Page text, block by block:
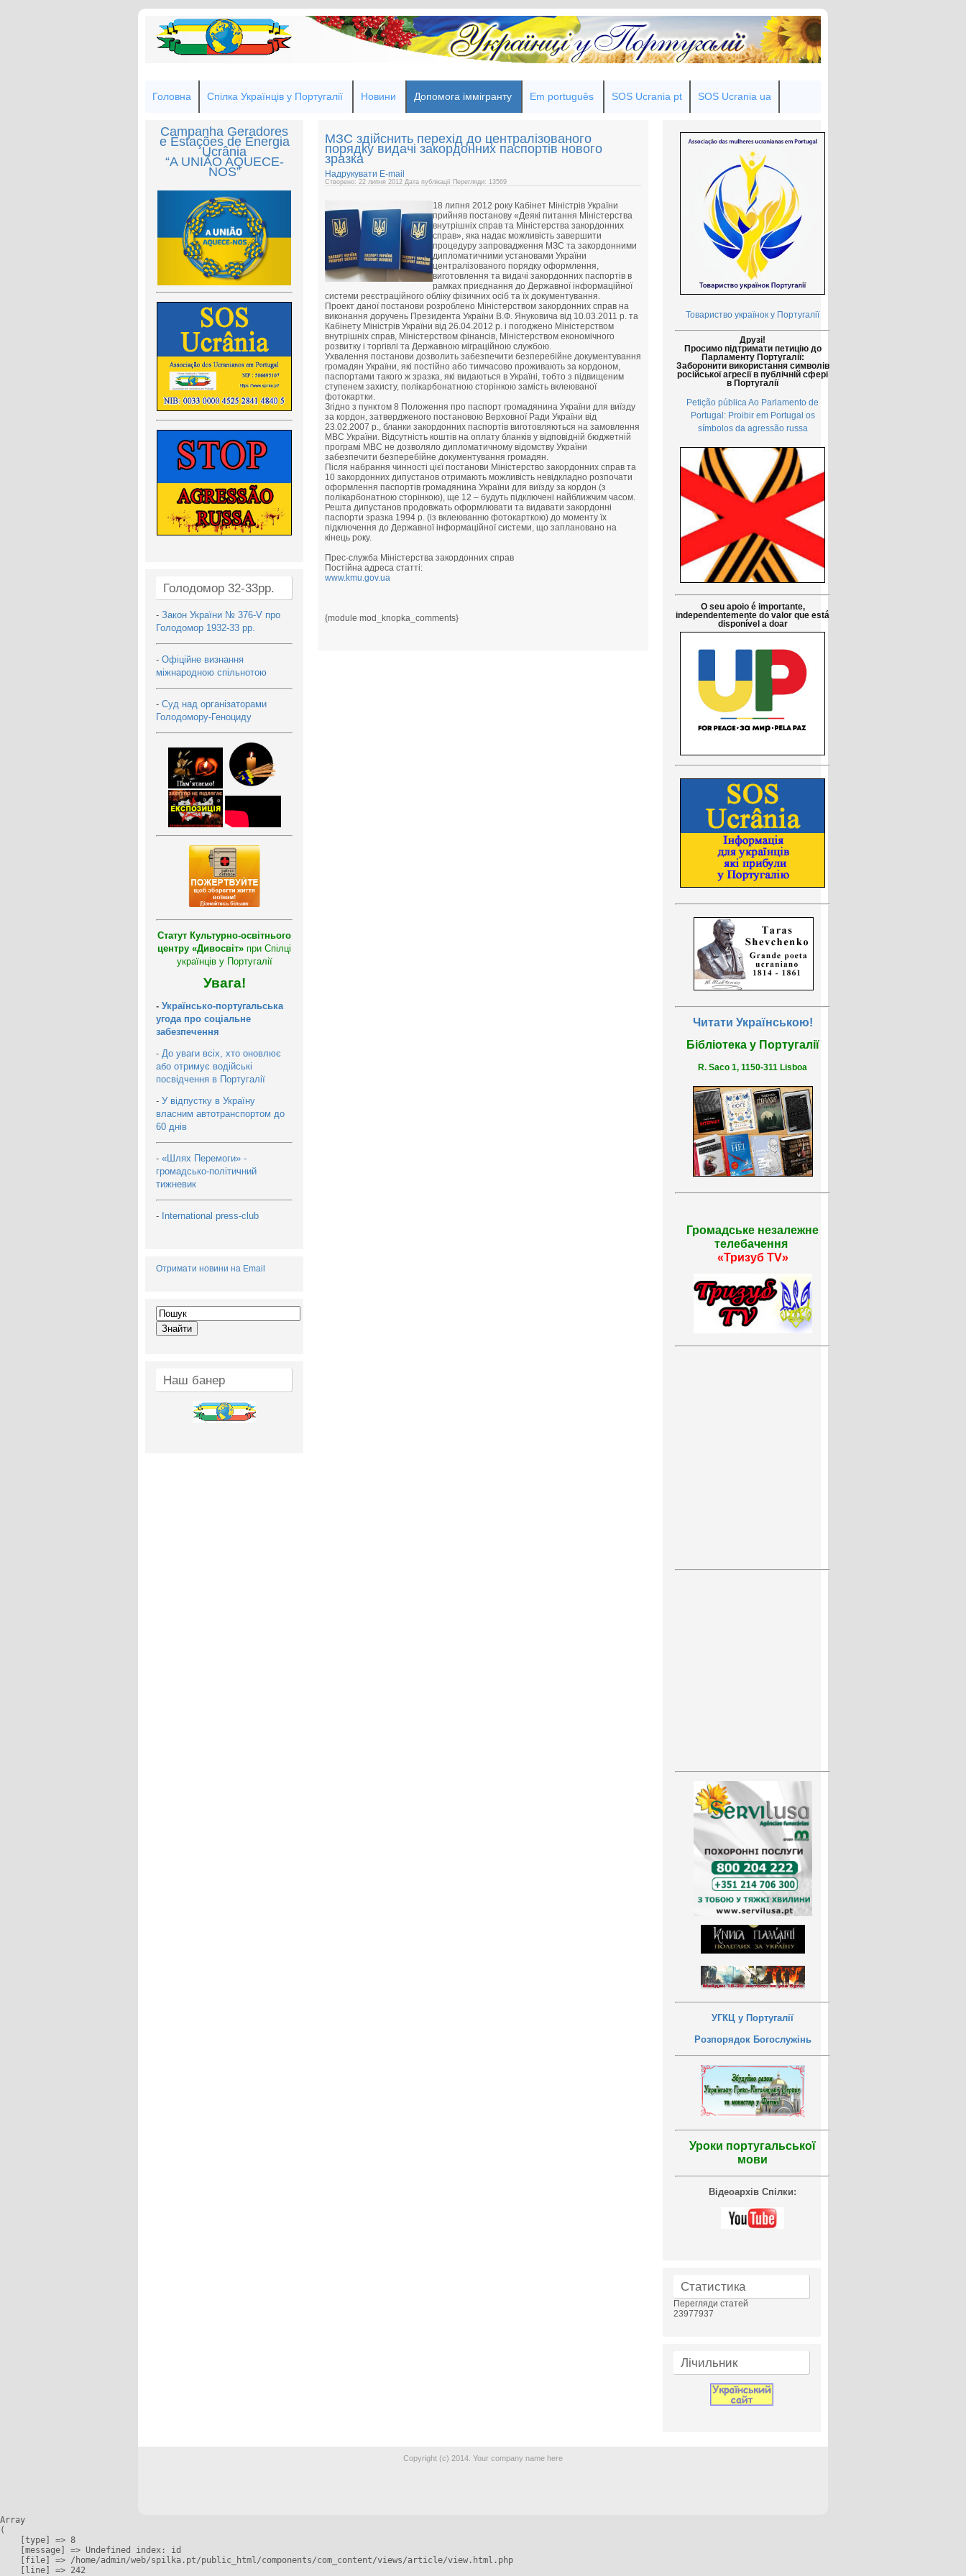
Головна Спілка Українців у Португалії Новини Допомога іммігранту Em português SOS Ucrania pt SOS Ucrania ua
Campanha Geradores
e Estações de Energia
Ucrânia
“A UNIÃO AQUECE-
NOS”
Голодомор 32-33рр.
- Закон України № 376-V про
Голодомор 1932-33 рр.
- Офіційне визнання
міжнародною спільнотою
- Суд над організаторами
Голодомору-Геноциду
Статут Культурно-освітнього
центру «Дивосвіт» при Спілці
українців у Португалії
Увага!
- Українсько-португальська
угода про соціальне
забезпечення
- До уваги всіх, хто оновлює
або отримує водійські
посвідчення в Португалії
- У відпустку в Україну
власним автотранспортом до
60 днів
- «Шлях Перемоги» -
громадсько-політичний
тижневик
- International press-club
Отримати новини на Email
Наш банер
МЗС здійснить перехід до централізованого
порядку видачі закордонних паспортів нового
зразка
Надрукувати E-mail
Створено: 22 липня 2012 Дата публікації Перегляди: 13569
18 липня 2012 року Кабінет Міністрів України
прийняв постанову «Деякі питання Міністерства
внутрішніх справ та Міністерства закордонних
справ», яка надає можливість завершити
процедуру запровадження МЗС та закордонними
дипломатичними установами України
централізованого порядку оформлення,
виготовлення та видачі закордонних паспортів в
рамках приєднання до Державної інформаційної
системи реєстраційного обліку фізичних осіб та їх документування.
Проект даної постанови розроблено Міністерством закордонних справ на
виконання доручень Президента України В.Ф. Януковича від 10.03.2011 р. та
Кабінету Міністрів України від 26.04.2012 р. і погоджено Міністерством
внутрішніх справ, Міністерством фінансів, Міністерством економічного
розвитку і торгівлі та Державною міграційною службою.
Ухвалення постанови дозволить забезпечити безперебійне документування
громадян України, які постійно або тимчасово проживають за кордоном,
паспортами такого ж зразка, які видаються в Україні, тобто з підвищеним
ступенем захисту, полікарбонатною сторінкою замість вклеюваної
фотокартки.
Згідно з пунктом 8 Положення про паспорт громадянина України для виїзду
за кордон, затвердженого постановою Верховної Ради України від
23.02.2007 р., бланки закордонних паспортів виготовляються на замовлення
МВС України. Відсутність коштів на оплату бланків у відповідній бюджетній
програмі МВС не дозволяло дипломатичному відомству України
забезпечити безперебійне документування громадян.
Після набрання чинності цієї постанови Міністерство закордонних справ та
10 закордонних дипустанов отримають можливість невідкладно розпочати
оформлення паспортів громадянина України для виїзду за кордон (з
полікарбонатною сторінкою), ще 12 – будуть підключені найближчим часом.
Решта дипустанов продовжать оформлювати та видавати закордонні
паспорти зразка 1994 р. (із вклеюванню фотокарткою) до моменту їх
підключення до Державної інформаційної системи, що заплановано на
кінець року.
Прес-служба Міністерства закордонних справ
Постійна адреса статті:
www.kmu.gov.ua
{module mod_knopka_comments}
Товариство українок у Португалії
Друзі!
Просимо підтримати петицію до
Парламенту Португалії:
Заборонити використання символів
російської агресії в публічній сфері
в Португалії
Petição pública Ao Parlamento de
Portugal: Proibir em Portugal os
símbolos da agressão russa
O seu apoio é importante,
independentemente do valor que está
disponível a doar
Читати Українською!
Бібліотека у Португалії
R. Saco 1, 1150-311 Lisboa
Громадське незалежне
телебачення
«Тризуб TV»
УГКЦ у Португалії
Розпорядок Богослужінь
Уроки португальської
мови
Відеоархів Спілки:
Статистика
Перегляди статей
23977937
Лічильник
Copyright (c) 2014. Your company name here
Array
(
    [type] => 8
    [message] => Undefined index: id
    [file] => /home/admin/web/spilka.pt/public_html/components/com_content/views/article/view.html.php
    [line] => 242